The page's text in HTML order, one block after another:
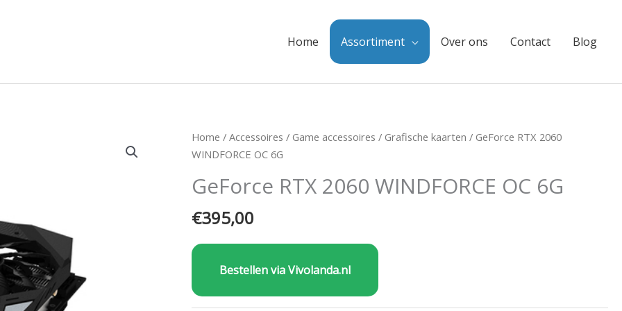
Home Assortiment Over ons Contact Blog
Home /Accessoires / Game accessoires / Grafische kaarten / GeForce RTX 2060
WINDFORCE OC 6G
GeForce RTX 2060 WINDFORCE OC 6G
€395,00
Bestellen via Vivolanda.nl